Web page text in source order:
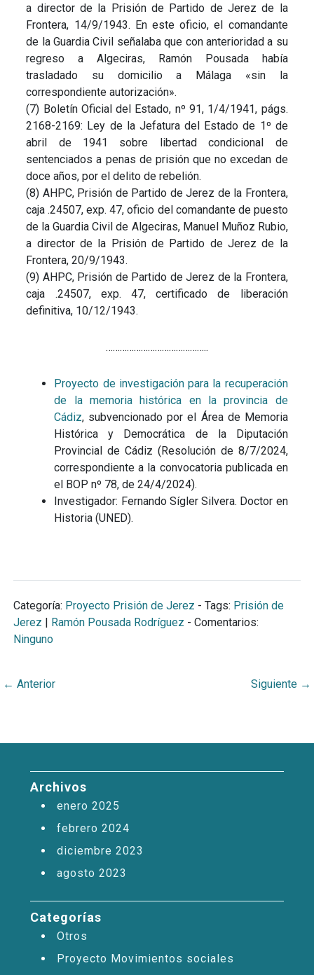
a director de la Prisión de Partido de Jerez de la
Frontera, 14/9/1943. En este oficio, el comandante
de la Guardia Civil señalaba que con anterioridad a su
regreso a Algeciras, Ramón Pousada había
trasladado su domicilio a Málaga «sin la
correspondiente autorización».
(7) Boletín Oficial del Estado, nº 91, 1/4/1941, págs.
2168-2169: Ley de la Jefatura del Estado de 1º de
abril de 1941 sobre libertad condicional de
sentenciados a penas de prisión que no excedan de
doce años, por el delito de rebelión.
(8) AHPC, Prisión de Partido de Jerez de la Frontera,
caja .24507, exp. 47, oficio del comandante de puesto
de la Guardia Civil de Algeciras, Manuel Muñoz Rubio,
a director de la Prisión de Partido de Jerez de la
Frontera, 20/9/1943.
(9) AHPC, Prisión de Partido de Jerez de la Frontera,
caja .24507, exp. 47, certificado de liberación
definitiva, 10/12/1943.
……………………………………..
Proyecto de investigación para la recuperación
de la memoria histórica en la provincia de
Cádiz, subvencionado por el Área de Memoria
Histórica y Democrática de la Diputación
Provincial de Cádiz (Resolución de 8/7/2024,
correspondiente a la convocatoria publicada en
el BOP nº 78, de 24/4/2024).
Investigador: Fernando Sígler Silvera. Doctor en
Historia (UNED).
Categoría: Proyecto Prisión de Jerez - Tags: Prisión de
Jerez | Ramón Pousada Rodríguez - Comentarios:
Ninguno
← Anterior Siguiente →
Archivos
enero 2025
febrero 2024
diciembre 2023
agosto 2023
Categorías
Otros
Proyecto Movimientos sociales